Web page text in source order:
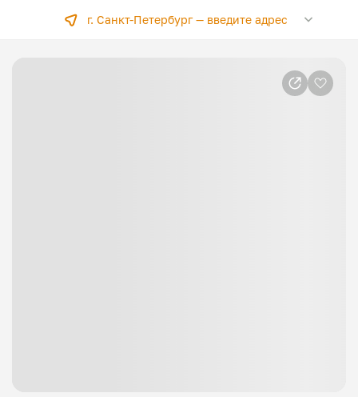
г. Санкт-Петербург —введите адрес